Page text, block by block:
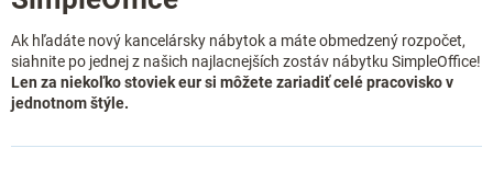
Ak hľadáte nový kancelársky nábytok a máte obmedzený rozpočet,
siahnite po jednej z našich najlacnejších zostáv nábytku SimpleOffice!
Len za niekoľko stoviek eur si môžete zariadiť celé pracovisko v
jednotnom štýle.